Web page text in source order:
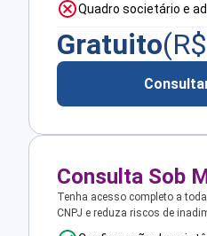
Quadro societário e
Gratuito(R$
Consulta Sob
Tenha acesso completo a
CNPJ e reduza riscos de